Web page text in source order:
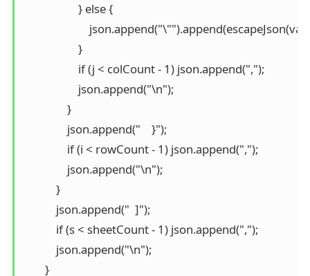
                    } else {
                    }
                    if (j < colCount - 1) json.append(",");
                    json.append("\n");
                }
                json.append("    }");
                if (i < rowCount - 1) json.append(",");
                json.append("\n");
            }
            json.append("  ]");
            if (s < sheetCount - 1) json.append(",");
            json.append("\n");
        }